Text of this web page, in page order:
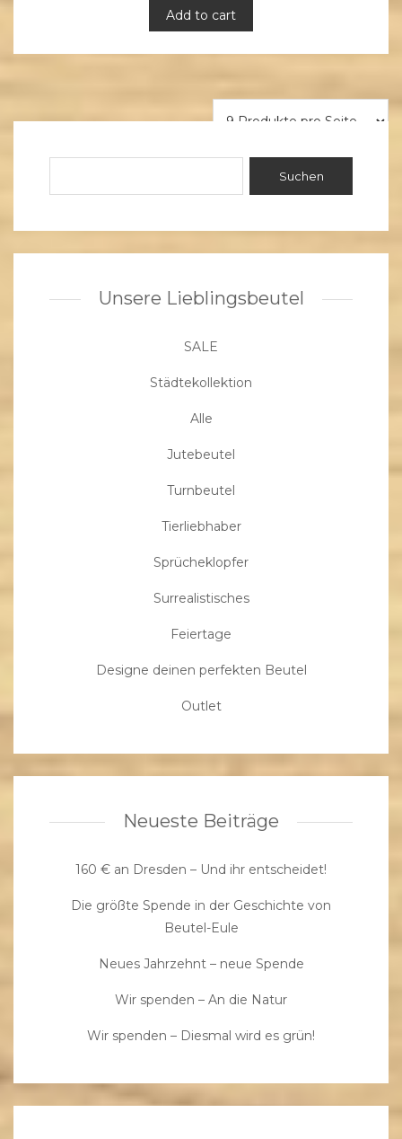
Add to cart
Unsere Lieblingsbeutel
SALE
Städtekollektion
Alle
Jutebeutel
Turnbeutel
Tierliebhaber
Sprücheklopfer
Surrealistisches
Feiertage
Designe deinen perfekten Beutel
Outlet
Neueste Beiträge
160 € an Dresden – Und ihr entscheidet!
Die größte Spende in der Geschichte von
Beutel-Eule
Neues Jahrzehnt – neue Spende
Wir spenden – An die Natur
Wir spenden – Diesmal wird es grün!